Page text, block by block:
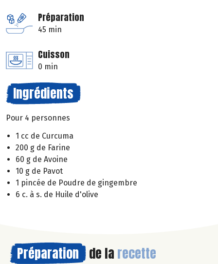
Préparation
45 min
Cuisson
0 min
Ingrédients
Pour 4 personnes
1 cc de Curcuma
200 g de Farine
60 g de Avoine
10 g de Pavot
1 pincée de Poudre de gingembre
6 c. à s. de Huile d'olive
Préparation de la recette